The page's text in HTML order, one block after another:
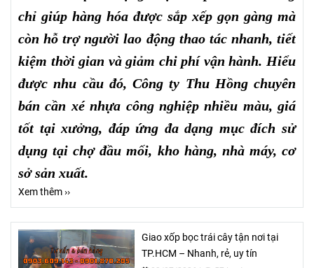
chỉ giúp hàng hóa được sắp xếp gọn gàng mà
còn hỗ trợ người lao động thao tác nhanh, tiết
kiệm thời gian và giảm chi phí vận hành. Hiểu
được nhu cầu đó, Công ty Thu Hồng chuyên
bán cần xé nhựa công nghiệp nhiều màu, giá
tốt tại xưởng, đáp ứng đa dạng mục đích sử
dụng tại chợ đầu mối, kho hàng, nhà máy, cơ
sở sản xuất.
Xem thêm ››
Giao xốp bọc trái cây tận nơi tại
TP.HCM – Nhanh, rẻ, uy tín